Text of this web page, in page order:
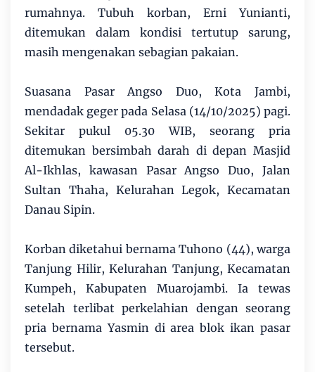
rumahnya. Tubuh korban, Erni Yunianti,
ditemukan dalam kondisi tertutup sarung,
masih mengenakan sebagian pakaian.
Suasana Pasar Angso Duo, Kota Jambi,
mendadak geger pada Selasa (14/10/2025) pagi.
Sekitar pukul 05.30 WIB, seorang pria
ditemukan bersimbah darah di depan Masjid
Al-Ikhlas, kawasan Pasar Angso Duo, Jalan
Sultan Thaha, Kelurahan Legok, Kecamatan
Danau Sipin.
Korban diketahui bernama Tuhono (44), warga
Tanjung Hilir, Kelurahan Tanjung, Kecamatan
Kumpeh, Kabupaten Muarojambi. Ia tewas
setelah terlibat perkelahian dengan seorang
pria bernama Yasmin di area blok ikan pasar
tersebut.